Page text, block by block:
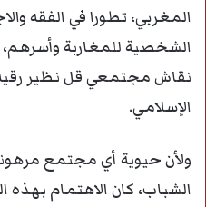
المغربي، تطورا في الفقه
الشخصية للمغاربة وأسرهم،
نقاش مجتمعي قل نظير
الإسلامي.
ولأن حيوية أي مجتمع
الشباب، كان الاهتمام بهذه